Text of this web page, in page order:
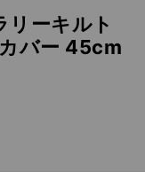
リーキルト
バー 45cm